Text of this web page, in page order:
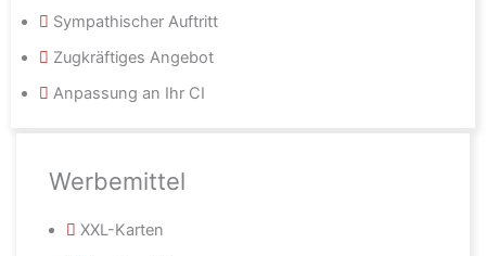
Sympathischer Auftritt
Zugkräftiges Angebot
Anpassung an Ihr CI
Werbemittel
XXL-Karten